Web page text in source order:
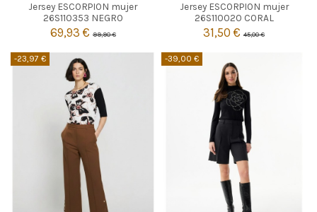
Jersey ESCORPION mujer
26S110353 NEGRO
69,93 €99,90 €
S M
 Añadir al carrito
Jersey ESCORPION mujer
26S110020 CORAL
31,50 €45,00 €
S M L

Añadir al carrito
-23,97 €
-39,00 €